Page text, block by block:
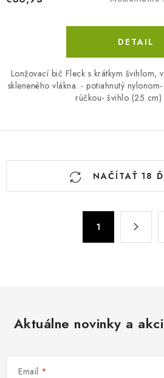
DETAIL
Lonžovací bič Fleck s krátkym švihlom,
skleneného vlákna. - potiahnutý
rúčkou- švihlo (25 cm)
O
k
NAČÍTAŤ 18
1
Aktuálne novinky a
Email